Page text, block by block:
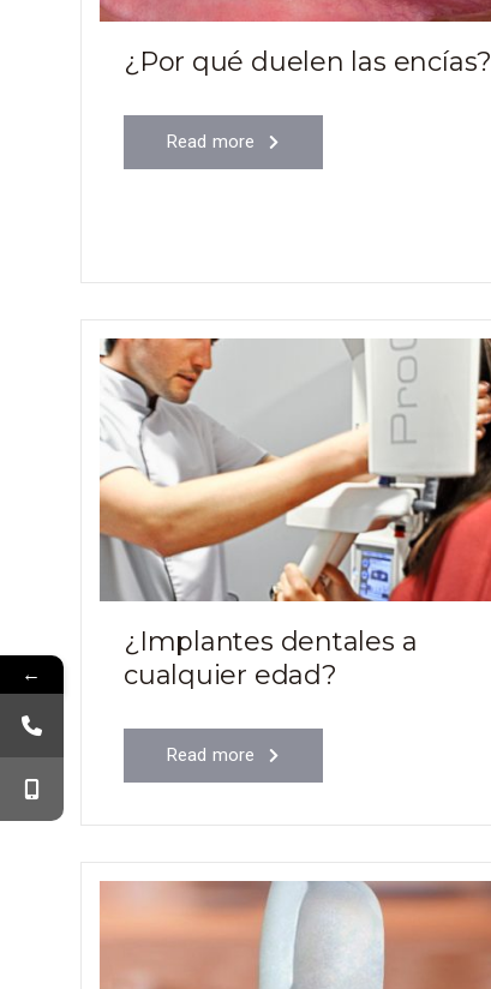
¿Por qué duelen las encías?
Read more
¿Implantes dentales a
cualquier edad?
Read more
←